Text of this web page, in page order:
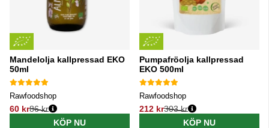
Mandelolja kallpressad EKO
50ml
Rawfoodshop
60 kr
Ordinarie pris:
86 kr
KÖP NU
Pumpafröolja kallpressad
EKO 500ml
Rawfoodshop
212 kr
Ordinarie pris:
303 kr
KÖP NU